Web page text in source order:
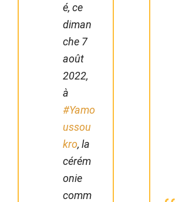
é, ce
diman
che 7
août
2022,
à
#Yamo
ussou
kro, la
cérém
onie
comm